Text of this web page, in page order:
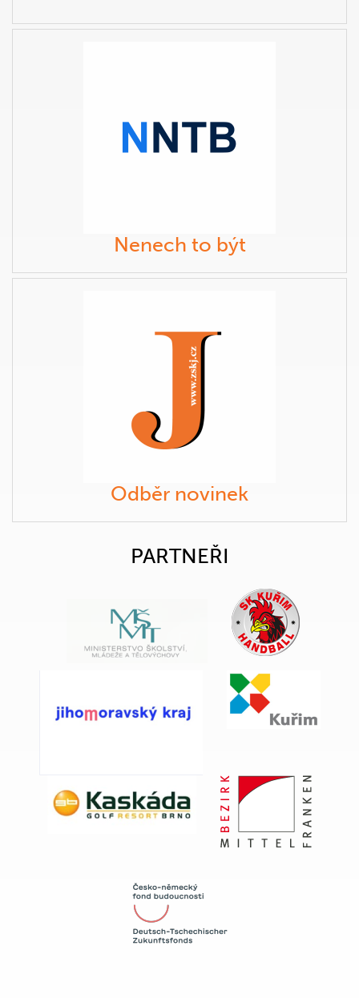
Nenech to být
Odběr novinek
PARTNEŘI